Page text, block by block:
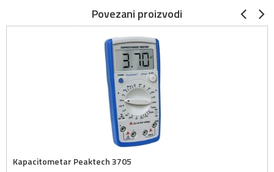
Povezani proizvodi
Kapacitometar Peaktech 3705